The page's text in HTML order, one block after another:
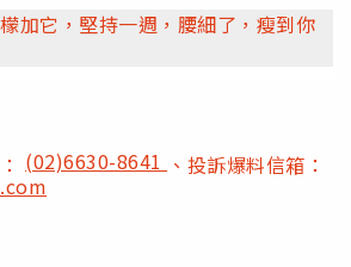
加它，堅持一週，腰細了，瘦到你
(02)6630-8641 、投訴爆料信箱：